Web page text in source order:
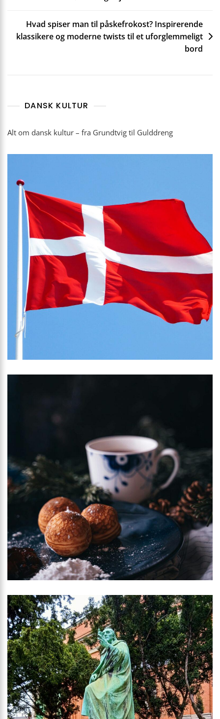
Hvad spiser man til påskefrokost? Inspirerende
klassikere og moderne twists til et uforglemmeligt
bord
DANSK KULTUR
Alt om dansk kultur – fra Grundtvig til Gulddreng